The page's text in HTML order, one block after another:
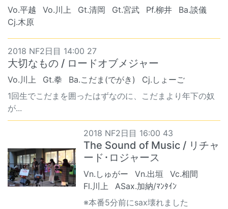
Vo.平越 Vo.川上 Gt.清岡 Gt.宮武 Pf.柳井
Ba.談儀
Cj.木原
2018 NF2日目 14:00 27
大切なもの / ロードオブメジャー
Vo.川上 Gt.拳 Ba.こだま(でがき)
Cj.しょーご
1回生でこだまを囲ったはずなのに、こだまより年下の奴
が...
2018 NF2日目 16:00 43
The Sound of Music / リチャ
ード･ロジャース
Vn.しゅがー Vn.出垣
Vc.相間
Fl.川上
ASax.加納/ﾏﾝﾀｲﾝ
※本番5分前にsax壊れました